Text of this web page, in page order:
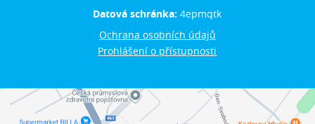
Datová schránka:4epmqtk
Ochrana osobních údajů
Prohlášení o přístupnosti